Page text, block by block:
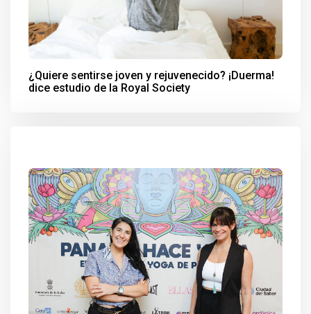
¿Quiere sentirse joven y rejuvenecido? ¡Duerma!
dice estudio de la Royal Society